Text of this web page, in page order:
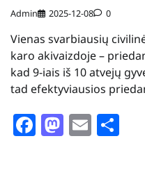
Admin 2025-12-08 0
Vienas svarbiausių
karo akivaizdoje –
kad 9-iais iš 10 atvejų
tad efektyviausios
Facebook
Email